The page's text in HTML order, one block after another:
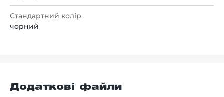
Стандартний колір
чорний
Додаткові файли